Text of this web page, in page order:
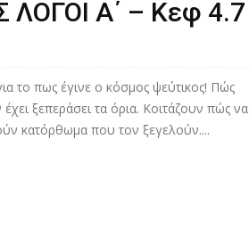
Α΄ – Κεφ 4.7
το πως έγινε ο κόσμος ψεύτικος! Πώς
ξεπεράσει τα όρια. Κοιτάζουν πώς να
κατόρθωμα που τον ξεγελούν....